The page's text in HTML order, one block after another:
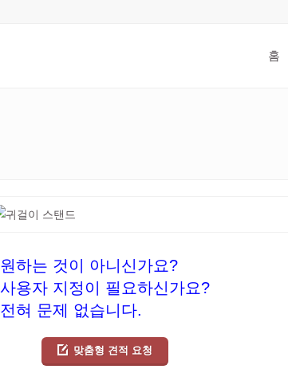
홈
원하는 것이 아니신가요?
사용자 지정이 필요하신가요?
전혀 문제 없습니다.
맞춤형 견적 요청